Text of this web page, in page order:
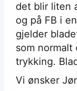
det blir liten
og på FB i
gjelder
som
trykking.
Vi ønsker